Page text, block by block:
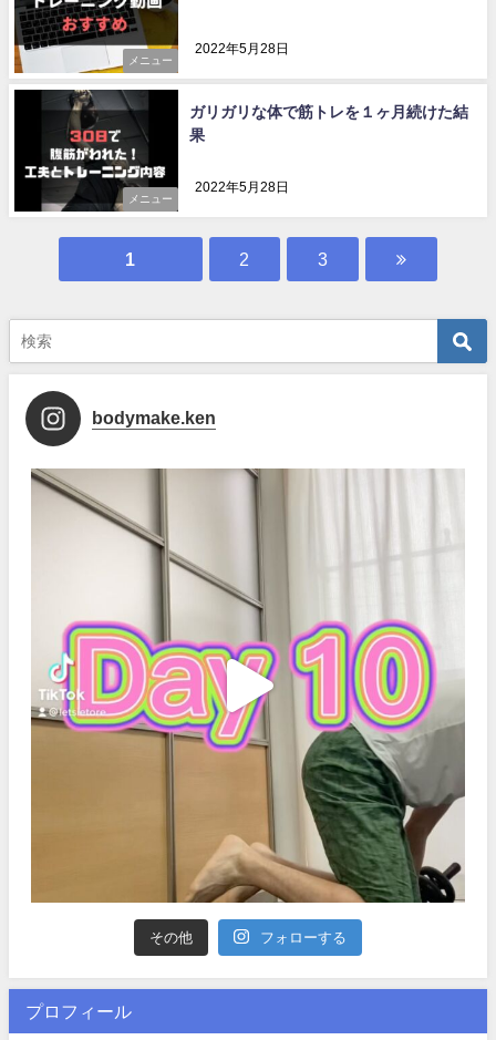
メニュー
2022年5月28日
メニュー
ガリガリな体で筋トレを１ヶ月続けた結
果
2022年5月28日
1 2 3
bodymake.ken
その他 フォローする
プロフィール